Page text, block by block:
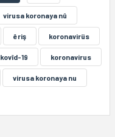
virusa koronaya nû
êriş koronavirüs
kovîd-19 koronavirus
virusa koronaya nu